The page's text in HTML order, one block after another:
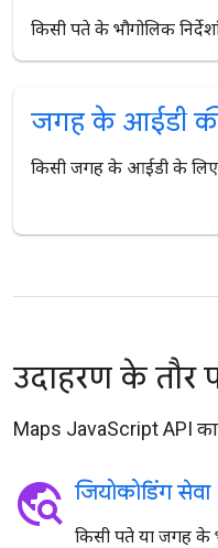
किसी पते के भौगोलिक
जगह के आईडी की
किसी जगह के आईडी के लिए
उदाहरण के तौर
Maps JavaScript API
travel_explore जियोकोडिंग सेवा
किसी पते या जगह के